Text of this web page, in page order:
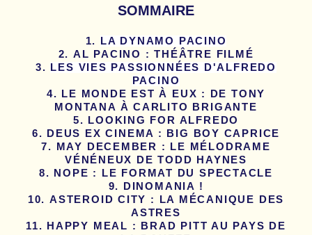
SOMMAIRE
LA DYNAMO PACINO
AL PACINO : THÉÂTRE FILMÉ
LES VIES PASSIONNÉES D'ALFREDO
PACINO
LE MONDE EST À EUX : DE TONY
MONTANA À CARLITO BRIGANTE
LOOKING FOR ALFREDO
DEUS EX CINEMA : BIG BOY CAPRICE
MAY DECEMBER : LE MÉLODRAME
VÉNÉNEUX DE TODD HAYNES
NOPE : LE FORMAT DU SPECTACLE
DINOMANIA !
ASTEROID CITY : LA MÉCANIQUE DES
ASTRES
HAPPY MEAL : BRAD PITT AU PAYS DE